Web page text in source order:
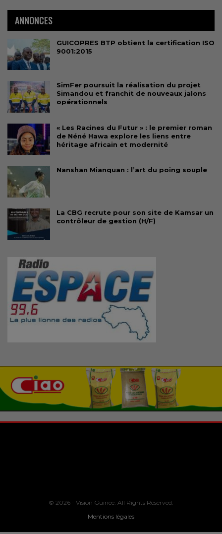
ANNONCES
GUICOPRES BTP obtient la certification ISO
9001:2015
SimFer poursuit la réalisation du projet
Simandou et franchit de nouveaux jalons
opérationnels
« Les Racines du Futur » : le premier roman
de Néné Hawa explore les liens entre
héritage africain et modernité
Nanshan Mianquan : l’art du poing souple
La CBG recrute pour son site de Kamsar un
contrôleur de gestion (H/F)
© 2026 - Vision Guinee. All Rights Reserved.
Mentions légales